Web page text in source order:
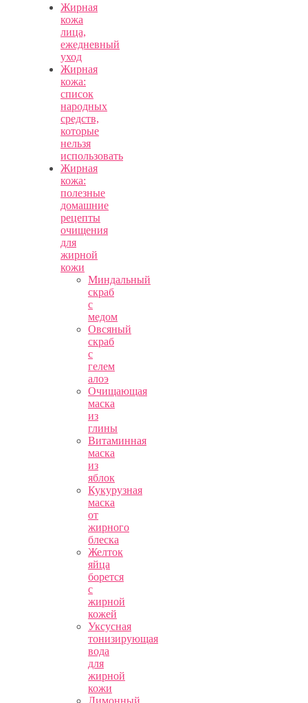
Жирная
кожа
лица,
ежедневный
уход
Жирная
кожа:
список
народных
средств,
которые
нельзя
использовать
Жирная
кожа:
полезные
домашние
рецепты
очищения
для
жирной
кожи
Миндальный
скраб
с
медом
Овсяный
скраб
с
гелем
алоэ
Очищающая
маска
из
глины
Витаминная
маска
из
яблок
Кукурузная
маска
от
жирного
блеска
Желток
яйца
борется
с
жирной
кожей
Уксусная
тонизирующая
вода
для
жирной
кожи
Лимонный